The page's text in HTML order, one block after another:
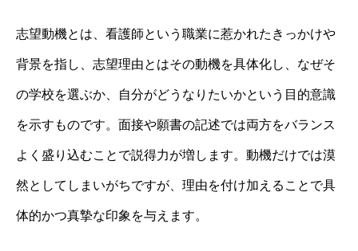
志望動機とは、看護師という職業に惹かれたきっかけや
背景を指し、志望理由とはその動機を具体化し、なぜそ
の学校を選ぶか、自分がどうなりたいかという目的意識
を示すものです。面接や願書の記述では両方をバランス
よく盛り込むことで説得力が増します。動機だけでは漠
然としてしまいがちですが、理由を付け加えることで具
体的かつ真摯な印象を与えます。